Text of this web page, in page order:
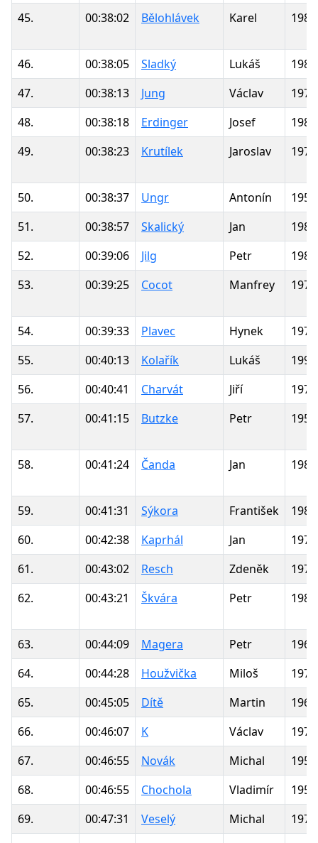
45. 00:38:02 Bělohlávek Karel 1981
46. 00:38:05 Sladký Lukáš
1987
47.
00:38:13 Jung Václav
1977
48.
00:38:18 Erdinger Josef
1981
49.
00:38:23 Krutílek Jaroslav 1970
50. 00:38:37 Ungr Antonín
1952
51.
00:38:57 Skalický Jan
1981
52.
00:39:06 Jilg Petr
1986
53.
00:39:25 Cocot Manfrey 1972
54. 00:39:33 Plavec Hynek
1978
55.
00:40:13 Kolařík Lukáš
1995
56.
00:40:41 Charvát Jiří
1978
57.
00:41:15 Butzke Petr 1959
58. 00:41:24 Čanda Jan 1985
59. 00:41:31 Sýkora František
1980
60.
00:42:38 Kaprhál Jan
1979
61.
00:43:02 Resch Zdeněk
1972
62.
00:43:21 Škvára Petr 1980
63. 00:44:09 Magera Petr
1966
64.
00:44:28 Houžvička Miloš
1978
65.
00:45:05 Dítě Martin
1968
66.
00:46:07 K Václav
1975
67.
00:46:55 Novák Michal
1958
68.
00:46:55 Chochola Vladimír
1950
69.
00:47:31 Veselý Michal
1975